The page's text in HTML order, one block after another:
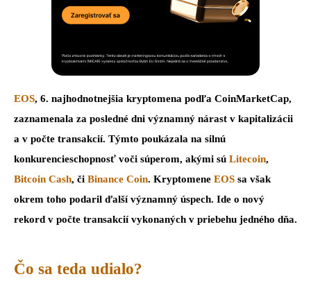
EOS, 6. najhodnotnejšia kryptomena podľa CoinMarketCap,
zaznamenala za posledné dni významný nárast v kapitalizácii
a v počte transakcií. Týmto poukázala na silnú
konkurencieschopnosť voči súperom, akými sú Litecoin,
Bitcoin Cash, či Binance Coin. Kryptomene EOS sa však
okrem toho podaril ďalší významný úspech. Ide o nový
rekord v počte transakcií vykonaných v priebehu jedného dňa.
Čo sa teda udialo?